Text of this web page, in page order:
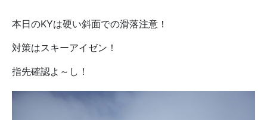
本日のKYは硬い斜面での滑落注意！
対策はスキーアイゼン！
指先確認よ～し！